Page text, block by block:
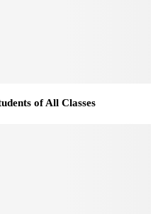
of All Classes